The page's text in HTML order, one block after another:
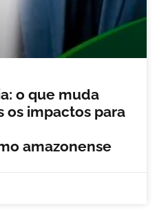
o que muda
os impactos para
amazonense